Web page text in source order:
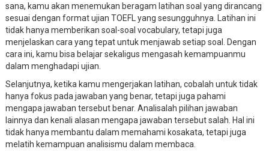
sana, kamu akan menemukan beragam latihan soal yang dirancang
sesuai dengan format ujian TOEFL yang sesungguhnya. Latihan ini
tidak hanya memberikan soal-soal vocabulary, tetapi juga
menjelaskan cara yang tepat untuk menjawab setiap soal. Dengan
cara ini, kamu bisa belajar sekaligus mengasah kemampuanmu
dalam menghadapi ujian.
Selanjutnya, ketika kamu mengerjakan latihan, cobalah untuk tidak
hanya fokus pada jawaban yang benar, tetapi juga pahami
mengapa jawaban tersebut benar. Analisalah pilihan jawaban
lainnya dan kenali alasan mengapa jawaban tersebut salah. Hal ini
tidak hanya membantu dalam memahami kosakata, tetapi juga
melatih kemampuan analisismu dalam membaca.